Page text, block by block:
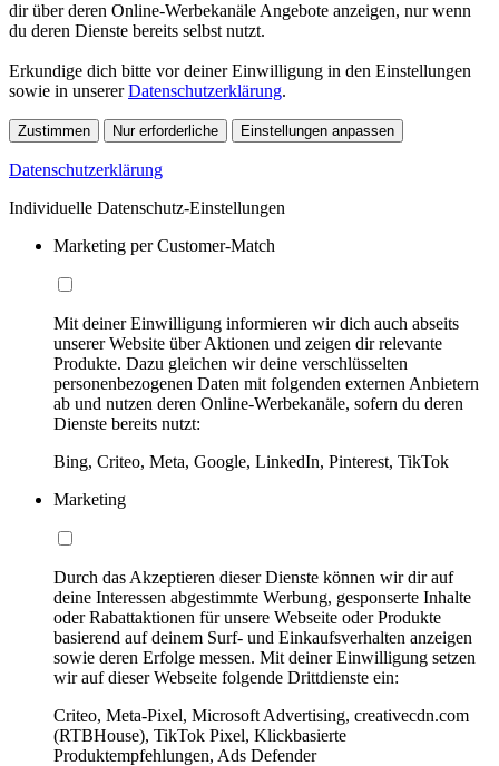
dir über deren Online-Werbekanäle Angebote anzeigen, nur wenn
du deren Dienste bereits selbst nutzt.
Erkundige dich bitte vor deiner Einwilligung in den Einstellungen
sowie in unsererDatenschutzerklärung.
Zustimmen Nur erforderliche Einstellungen anpassen
Datenschutzerklärung
Individuelle Datenschutz-Einstellungen
Marketing per Customer-Match
Mit deiner Einwilligung informieren wir dich auch abseits
unserer Website über Aktionen und zeigen dir relevante
Produkte. Dazu gleichen wir deine verschlüsselten
personenbezogenen Daten mit folgenden externen Anbietern
ab und nutzen deren Online-Werbekanäle, sofern du deren
Dienste bereits nutzt:
Bing, Criteo, Meta, Google, LinkedIn, Pinterest, TikTok
Marketing
Durch das Akzeptieren dieser Dienste können wir dir auf
deine Interessen abgestimmte Werbung, gesponserte Inhalte
oder Rabattaktionen für unsere Webseite oder Produkte
basierend auf deinem Surf- und Einkaufsverhalten anzeigen
sowie deren Erfolge messen. Mit deiner Einwilligung setzen
wir auf dieser Webseite folgende Drittdienste ein:
Criteo, Meta-Pixel, Microsoft Advertising, creativecdn.com
(RTBHouse), TikTok Pixel, Klickbasierte
Produktempfehlungen, Ads Defender